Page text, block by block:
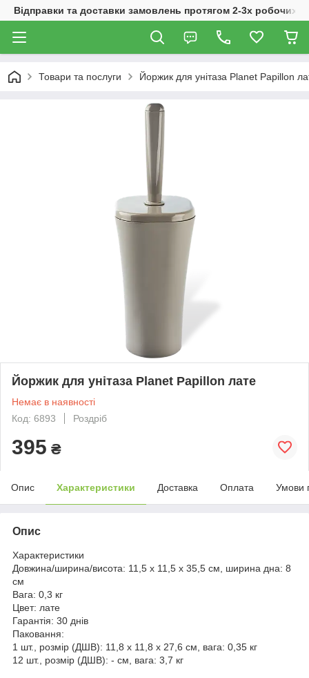
Відправки та доставки замовлень протягом 2-3х робочих
Товари та послуги Йоржик для унітаза Planet Papillon
Йоржик для унітаза Planet Papillon лате
Немає в наявності
Код: 6893
Роздріб
395 ₴
Опис Характеристики Доставка Оплата Умови
Опис
Характеристики
Довжина/ширина/висота: 11,5 x 11,5 x 35,5 см, ширина дна: 8
см
Вага: 0,3 кг
Цвет: лате
Гарантія: 30 днів
Паковання:
1 шт., розмір (ДШВ): 11,8 х 11,8 х 27,6 см, вага: 0,35 кг
12 шт., розмір (ДШВ): - см, вага: 3,7 кг